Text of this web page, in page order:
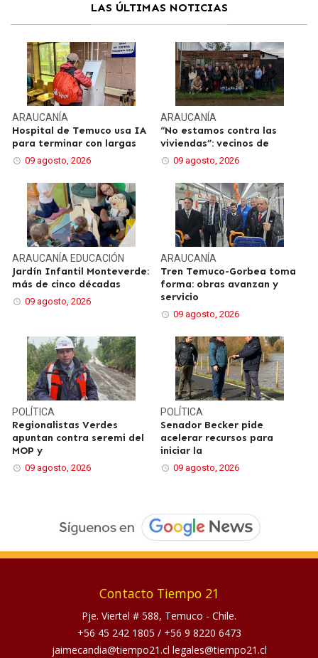
LAS ÚLTIMAS NOTICIAS
ARAUCANÍA
Hospital de Temuco usa IA
para terminar con largas
09 agosto, 2026
ARAUCANÍA
“No estamos contra las
viviendas”: vecinos de
09 agosto, 2026
ARAUCANÍA EDUCACIÓN
Jardín Infantil Monteverde:
más de cinco décadas
09 agosto, 2026
ARAUCANÍA
Tren Temuco-Gorbea toma
forma: obras avanzan y
servicio
09 agosto, 2026
POLÍTICA
Regionalistas Verdes
apuntan contra seremi del
MOP y
09 agosto, 2026
POLÍTICA
Senador Becker pide
acelerar recursos para
iniciar la
09 agosto, 2026
Contacto Tiempo 21
Pje. Viertel # 588, Temuco - Chile.
+56 45 242 1805 / +56 9 8220 6473
jaimecandia@tiempo21.cl legales@tiempo21.cl